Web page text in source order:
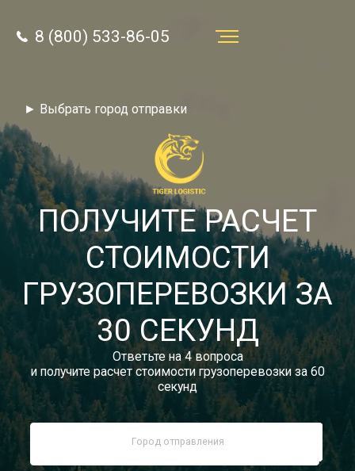
8 (800) 533-86-05
Звонок по России бесплатный
autotransport24@yandex.ru
Заказать звонок
Тарифы
Отзывы
Статьи
Новости
Документы
Контакты
► Выбрать город отправки
8 (800) 533-86-05
ПОЛУЧИТЕ РАСЧЕТ
СТОИМОСТИ
ГРУЗОПЕРЕВОЗКИ ЗА
30 СЕКУНД
Ответьте на 4 вопроса
и получите расчет стоимости грузоперевозки за 60
секунд